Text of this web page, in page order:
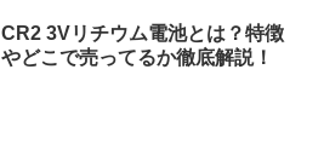
CR2 3Vリチウム電池とは？特徴
やどこで売ってるか徹底解説！